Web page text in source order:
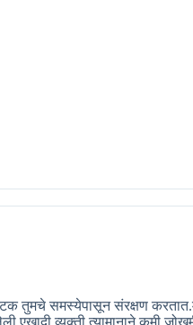
समस्येपासून संरक्षण